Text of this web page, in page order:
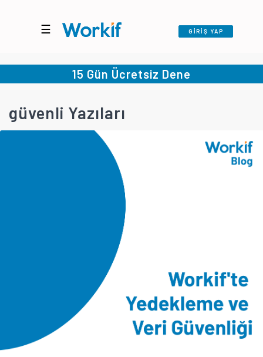
☰ GİRİŞ YAP
15 Gün Ücretsiz Dene
güvenli Yazıları